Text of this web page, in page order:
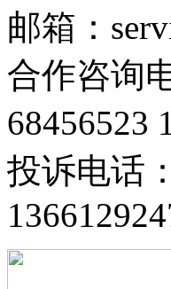
邮箱：
合作咨询
68456523
投诉电话